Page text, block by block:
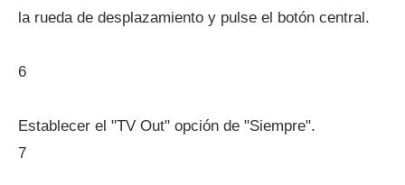
la rueda de desplazamiento y pulse el botón central.
6
Establecer el "TV Out" opción de "Siempre".
7